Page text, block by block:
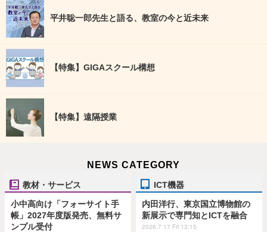
平井聡一郎先生と語る、教室の今と近未来
【特集】GIGAスクール構想
【特集】遠隔授業
NEWS CATEGORY
教材・サービス
小中高向け「フォーサイト手
帳」2027年度版発売、無料サ
ンプル受付
ICT機器
内田洋行、東京国立博物館の
新展示で専門知とICTを融合
2026.7.17 Fri 13:15